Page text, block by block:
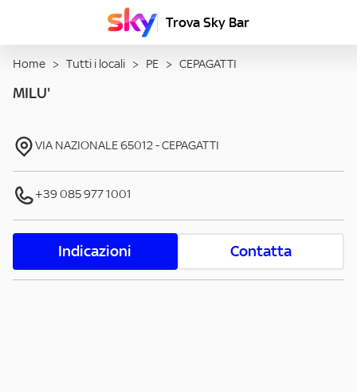
Trova Sky Bar
Home > Tutti i locali > PE > CEPAGATTI
MILU'
VIA NAZIONALE65012-CEPAGATTI
+39 085 977 1001
Indicazioni Contatta